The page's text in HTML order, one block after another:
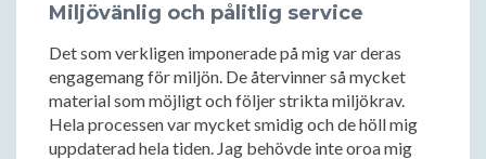
Miljövänlig och pålitlig service
Det som verkligen imponerade på mig var deras
engagemang för miljön. De återvinner så mycket
material som möjligt och följer strikta miljökrav.
Hela processen var mycket smidig och de höll mig
uppdaterad hela tiden. Jag behövde inte oroa mig